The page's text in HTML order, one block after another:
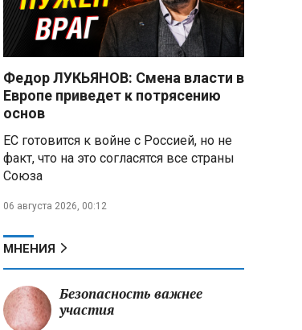
Александр Новак:
Независимые АЗС начнут
снабжать топливом через
региональных операторов
Беларусь и Россия
усиливают сотрудничество по
развития
Рыжевка
графика
Федор ЛУКЬЯНОВ: Смена власти в
Европе приведет к потрясению
основ
ЕС готовится к войне с Россией, но не
факт, что на это согласятся все страны
Союза
06 августа 2026, 00:12
МНЕНИЯ
Безопасность важнее
участия